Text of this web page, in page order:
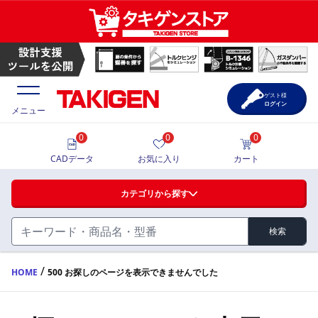
ハンドル・取手・つまみ・周辺機器
FA・A
蝶番・ステー・周辺機器
価格一覧
製品カタログ
メニュー
カテゴリから探す
検索
0
CADデータ
0
お気に入り
0
カート
ゲスト様
ログイン
HOME / 500 お探しのページを表示できませんでした